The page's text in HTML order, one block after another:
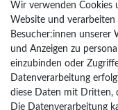
Lieferung
Rückgaberecht
Vertrag
Bezahlarten
Wir verwenden Cookies
Website und
Besucher:innen unserer
und Anzeigen zu
einzubinden oder
Datenverarbeitung
diese Daten mit Dritten,
Die Datenverarbeitung